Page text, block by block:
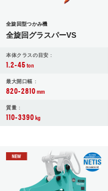
全旋回型つかみ機
全旋回グラスパーVS
本体クラスの目安 :
1.2-45ton
最大開口幅 :
820-2810mm
質量 :
110-3390kg